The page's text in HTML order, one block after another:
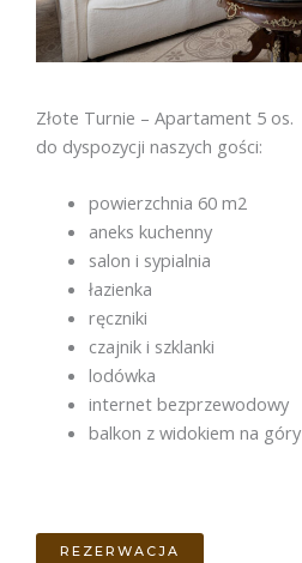
Złote Turnie – Apartament 5 os.
do dyspozycji naszych gości:
powierzchnia 60 m2
aneks kuchenny
salon i sypialnia
łazienka
ręczniki
czajnik i szklanki
lodówka
internet bezprzewodowy
balkon z widokiem na góry
REZERWACJA